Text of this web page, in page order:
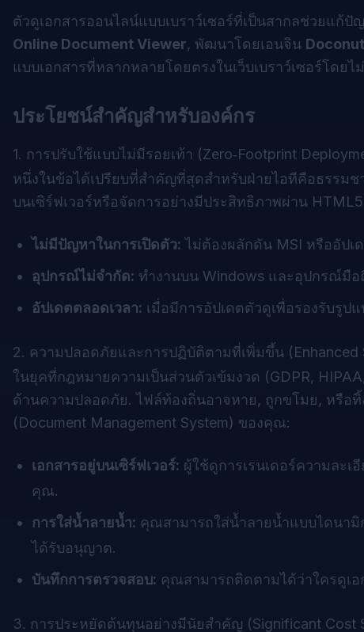
ตัวดูเอกสารออนไลน์แบบเบราว์เซอร์ที่เป็นสากลช่วยแก้
Online Document Viewer, พัฒนาโดยเอนจิน Doconut
แบบเอกสารที่หลากหลายโดยตรงในเว็บเบราว์เซอร์โด
ประโยชน์สำคัญสำหรับองค์กร
1. การปรับใช้แบบไม่มีรอยเท้า (Zero‑Footprint
หนึ่งในข้อได้เปรียบที่สำคัญที่สุดสำหรับฝ่ายไอทีคือธรรมช
บนเซิร์ฟเวอร์หรือจัดการอย่างมีประสิทธิภาพผ่าน
ไม่มีปัญหาในการเปิดตัว: ไม่ต้องผลักดัน MSI หรืออัปเ
อุปกรณ์ไม่จำกัด: ทำงานบน Windows และอุปกรณ์มือ
อัปเดตตลอดเวลา: เมื่อมีการอัปเดตตัวดูเพื่อรองรับรู
2. ความปลอดภัยและการปฏิบัติตามที่เพิ่มขึ้น (Enhanced
ในยุคที่กฎหมายความเป็นส่วนตัวเข้มงวด (GDPR,
ด้านความปลอดภัย. ไฟล์ท้องถิ่นอาจหาย, ถูกขโมย, หรือ
(Document Management System) ของคุณ:
เอกสารอยู่บนเซิร์ฟเวอร์: ผู้ใช้ดูการเรนเดอร์ความละ
คุณ.
การใส่น้ำลายน้ำ: คุณสามารถใส่น้ำลายน้ำแบบไดนามิ
ได้รับอนุญาต.
บันทึกการตรวจสอบ: คุณสามารถติดตามได้ว่าใครดูเอ
3. การประหยัดต้นทุนอย่างมีนัยสำคัญ (Significant Cost